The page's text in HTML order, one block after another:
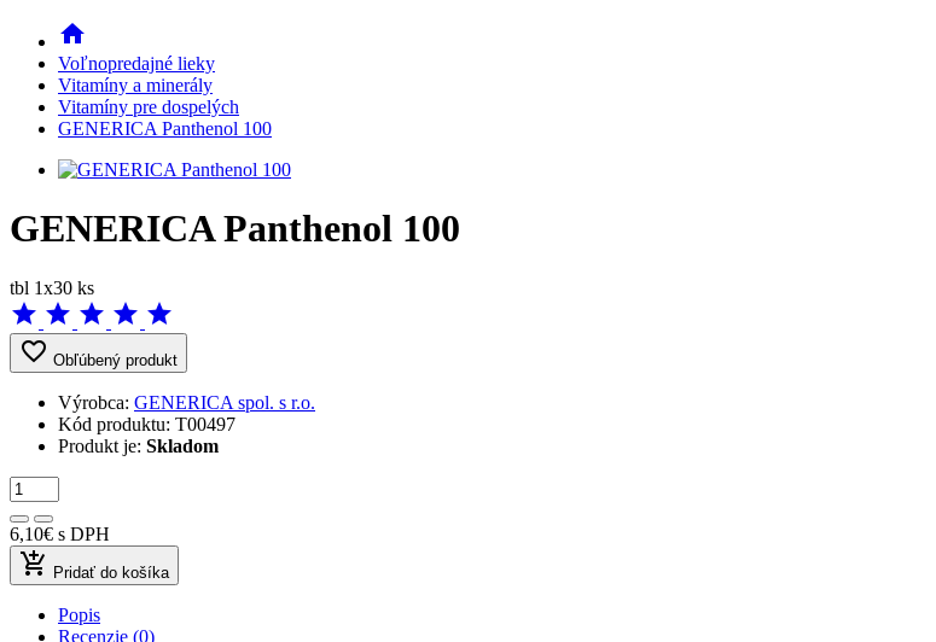
home
Voľnopredajné lieky
Vitamíny a minerály
Vitamíny pre dospelých
GENERICA Panthenol 100
GENERICA Panthenol 100
tbl 1x30 ks
star star star star star
favorite_border Obľúbený produkt
Výrobca: GENERICA spol. s r.o.
Kód produktu: T00497
Produkt je: Skladom
6,10€ s DPH
add_shopping_cart Pridať do košíka
Popis
Recenzie (0)